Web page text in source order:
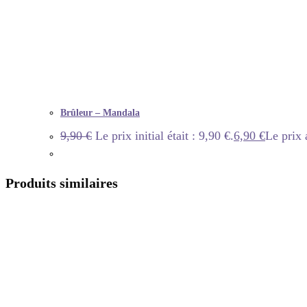
Brûleur – Mandala
9,90€ Le prix initial était : 9,90 €.6,90 €Le prix
Produits similaires